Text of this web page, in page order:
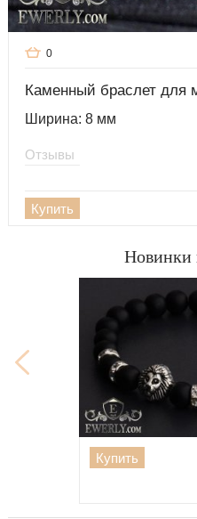
0
Каменный браслет для
Ширина: 8 мм
Отзывы
Купить
Новинки
Купить